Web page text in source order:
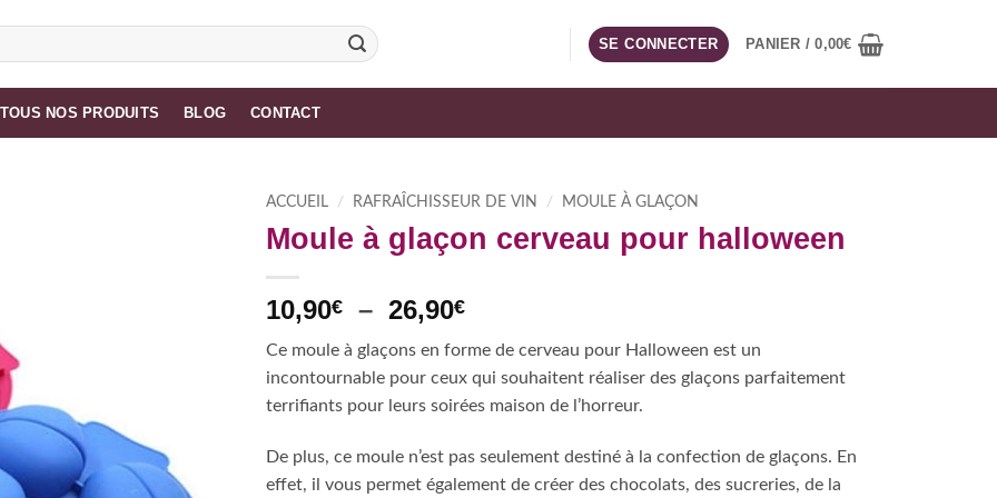
SE CONNECTER PANIER /0,00€
TOUS NOS PRODUITS BLOG CONTACT
ACCUEIL / RAFRAÎCHISSEUR DE VIN / MOULE À GLAÇON
Moule à glaçon cerveau pour halloween
10,90€ – 26,90€Plage
prix :
10,90€
à
Ce moule à glaçons en forme de cerveau pour Halloween est un
incontournable pour ceux qui souhaitent réaliser des glaçons parfaitement
terrifiants pour leurs soirées maison de l’horreur.
De plus, ce moule n’est pas seulement destiné à la confection de glaçons. En
effet, il vous permet également de créer des chocolats, des sucreries, de la